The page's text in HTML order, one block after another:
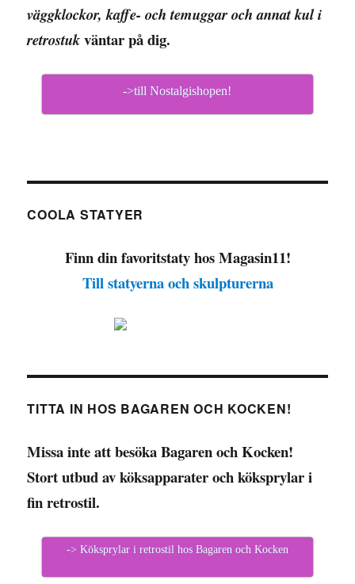
väggklockor, kaffe- och temuggar och annat kul i
retrostukväntar på dig.
->till Nostalgishopen!
COOLA STATYER
Finn din favoritstaty hos Magasin11!
Till statyerna och skulpturerna
TITTA IN HOS BAGAREN OCH KOCKEN!
Missa inte att besöka Bagaren och Kocken!
Stort utbud av köksapparater och köksprylar i
fin retrostil.
-> Köksprylar i retrostil hos Bagaren och Kocken